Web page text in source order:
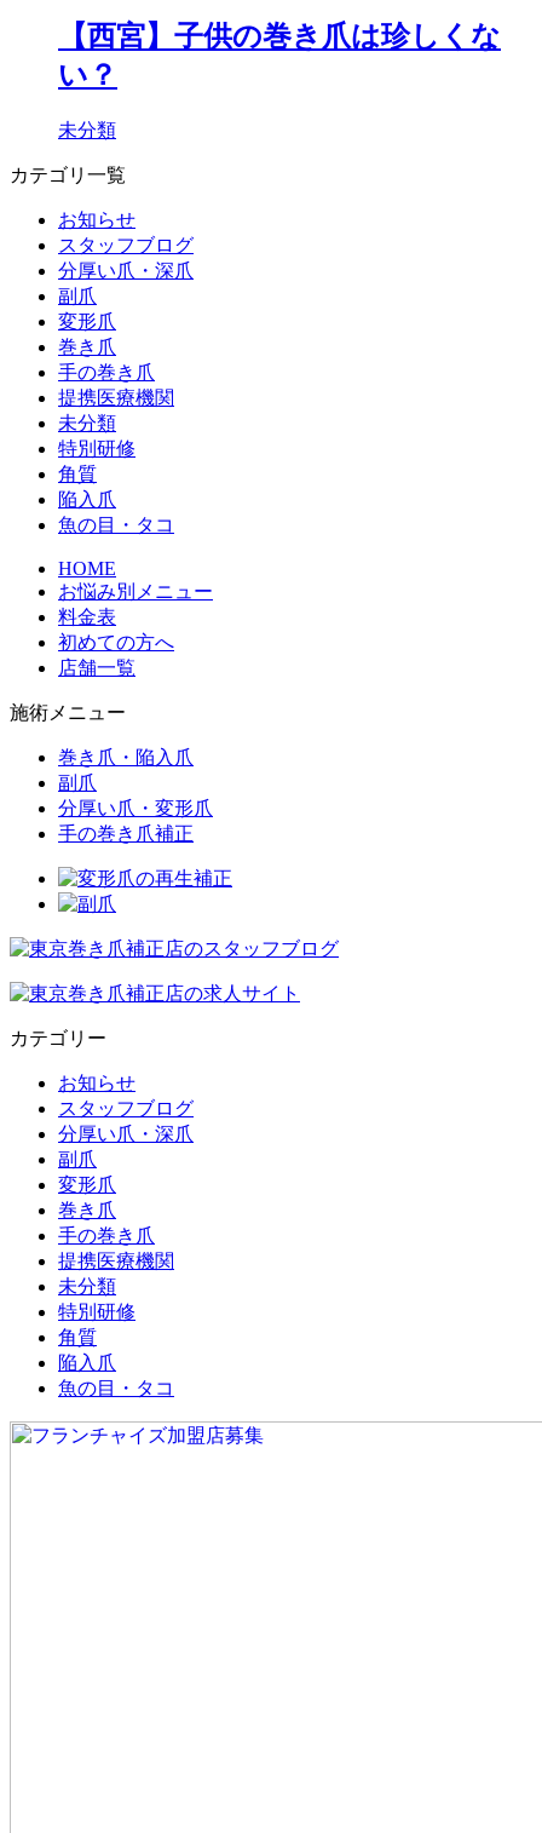
【西宮】子供の巻き爪は珍しくな
い？
未分類
カテゴリ一覧
お知らせ
スタッフブログ
分厚い爪・深爪
副爪
変形爪
巻き爪
手の巻き爪
提携医療機関
未分類
特別研修
角質
陥入爪
魚の目・タコ
HOME
お悩み別メニュー
料金表
初めての方へ
店舗一覧
施術メニュー
巻き爪・陥入爪
副爪
分厚い爪・変形爪
手の巻き爪補正
カテゴリー
お知らせ
スタッフブログ
分厚い爪・深爪
副爪
変形爪
巻き爪
手の巻き爪
提携医療機関
未分類
特別研修
角質
陥入爪
魚の目・タコ